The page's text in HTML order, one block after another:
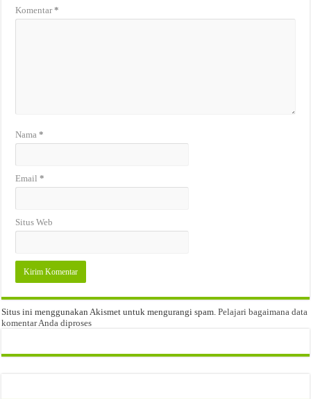
Komentar*
Nama*
Email*
Situs Web
Situs ini menggunakan Akismet untuk mengurangi spam.Pelajari bagaimana data
komentar Anda diproses